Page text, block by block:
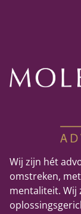
Wij zijn hét
omstreken,
mentaliteit. Wij